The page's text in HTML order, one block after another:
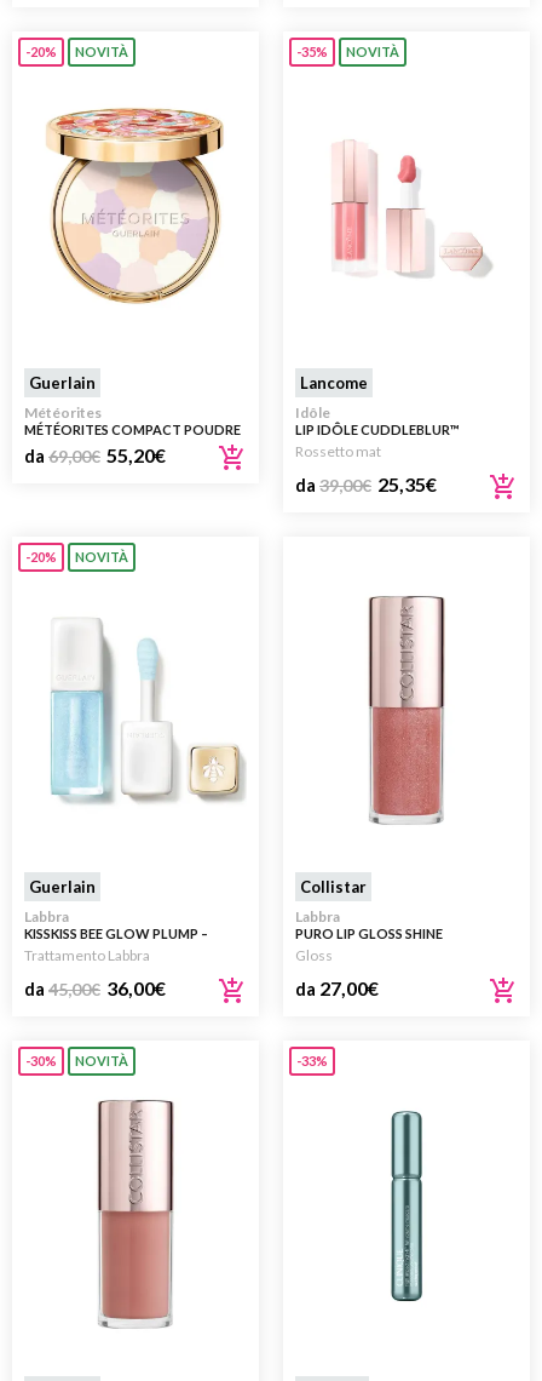
-20% NOVITÀ
Guerlain
Météorites
MÉTÉORITES COMPACT POUDRE
– OPACIZZANTE E FISSANTE
da 69,00€ 55,20€
-35% NOVITÀ
Lancome
Idôle
LIP IDÔLE CUDDLEBLUR™
Rossetto mat
da 39,00€ 25,35€
-20% NOVITÀ
Guerlain
Labbra
KISSKISS BEE GLOW PLUMP –
TRATTAMENTO LABBRA VOLUME
Trattamento Labbra
da 45,00€ 36,00€
Collistar
Labbra
PURO LIP GLOSS SHINE
Gloss
da 27,00€
-30% NOVITÀ -33%